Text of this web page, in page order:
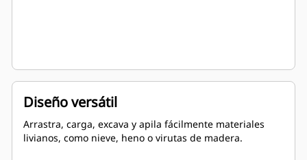
Diseño versátil
Arrastra, carga, excava y apila fácilmente materiales
livianos, como nieve, heno o virutas de madera.